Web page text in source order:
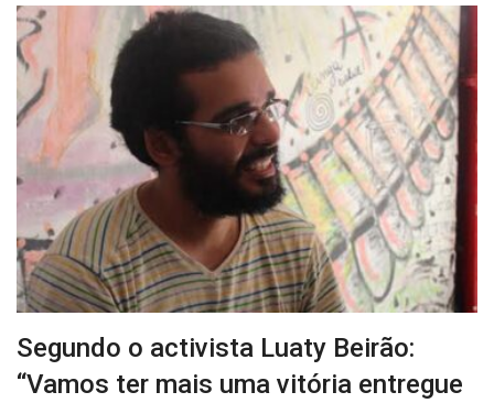
Segundo o activista Luaty Beirão:
“Vamos ter mais uma vitória entregue